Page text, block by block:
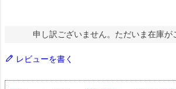
申し訳ございません。ただいま在庫が
レビューを書く